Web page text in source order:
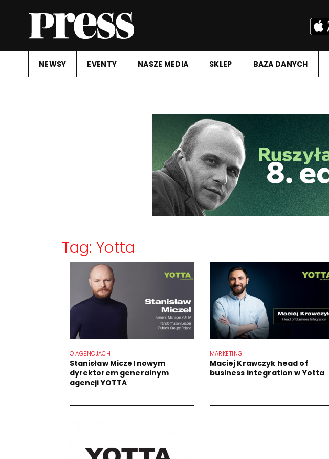
NEWSY EVENTY NASZE MEDIA SKLEP BAZA DANYCH
Tag: Yotta
O AGENCJACH
Stanisław Miczel nowym
dyrektorem generalnym
agencji YOTTA
MARKETING
Maciej Krawczyk head of
business integration w Yotta